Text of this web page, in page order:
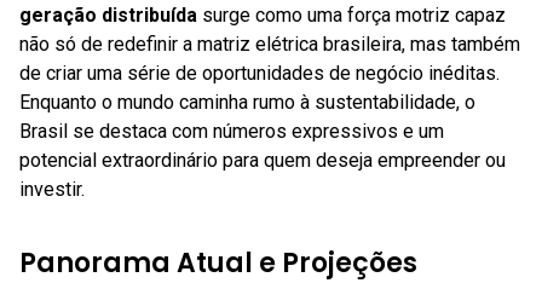
geração distribuída surge como uma força motriz capaz
não só de redefinir a matriz elétrica brasileira, mas também
de criar uma série de oportunidades de negócio inéditas.
Enquanto o mundo caminha rumo à sustentabilidade, o
Brasil se destaca com números expressivos e um
potencial extraordinário para quem deseja empreender ou
investir.
Panorama Atual e Projeções